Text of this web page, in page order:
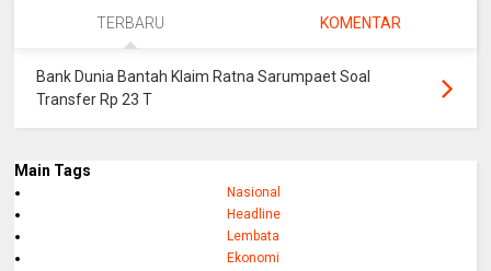
TERBARU KOMENTAR
Bank Dunia Bantah Klaim Ratna Sarumpaet Soal
Transfer Rp 23 T
Main Tags
Nasional
Headline
Lembata
Ekonomi